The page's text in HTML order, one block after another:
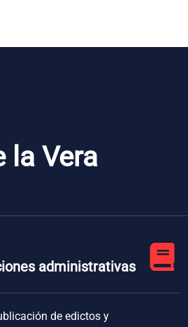
la Vera
administrativas
de edictos y